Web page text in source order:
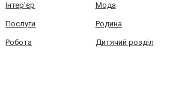
Інтер'єр Мода
Послуги Родина
Робота Дитячий розділ